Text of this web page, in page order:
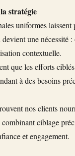
stratégie
uniformes
une nécessité
contextuelle.
que les efforts
à des besoins
nos clients
ciblage
et engagement.